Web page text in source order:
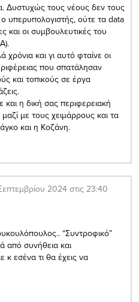
Δυστυχώς τους νέους δεν τους
υπερυπολογιστής, ούτε τα data
και οι συμβουλευτικές του
χρόνια και γι αυτό φταίνε οι
που σπατάλησαν
και τοπικούς σε έργα
και η δική σας περιφερειακή
με τους χειμάρρους και τα
και η Κοζάνη.
2024 στις 23:40
“Συντροφικό”
από συνήθεια και
κ εσένα τι θα έχεις να